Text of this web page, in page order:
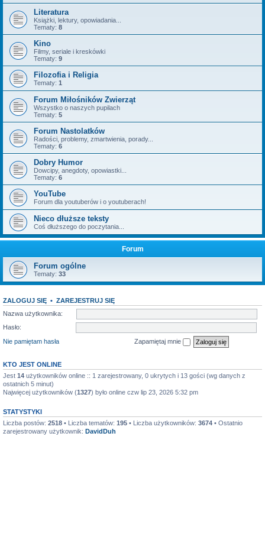
Literatura
Książki, lektury, opowiadania...
Tematy: 8
Kino
Filmy, seriale i kreskówki
Tematy: 9
Filozofia i Religia
Tematy: 1
Forum Miłośników Zwierząt
Wszystko o naszych pupilach
Tematy: 5
Forum Nastolatków
Radości, problemy, zmartwienia, porady...
Tematy: 6
Dobry Humor
Dowcipy, anegdoty, opowiastki...
Tematy: 6
YouTube
Forum dla youtuberów i o youtuberach!
Nieco dłuższe teksty
Coś dłuższego do poczytania...
Forum
Forum ogólne
Tematy: 33
ZALOGUJ SIĘ • ZAREJESTRUJ SIĘ
Nazwa użytkownika:
Hasło:
Nie pamiętam hasła
Zapamiętaj mnie
KTO JEST ONLINE
Jest 14 użytkowników online :: 1 zarejestrowany, 0 ukrytych i 13 gości (wg danych z
ostatnich 5 minut)
Najwięcej użytkowników (1327) było online czw lip 23, 2026 5:32 pm
STATYSTYKI
Liczba postów: 2518 • Liczba tematów: 195 • Liczba użytkowników: 3674 • Ostatnio
zarejestrowany użytkownik: DavidDuh